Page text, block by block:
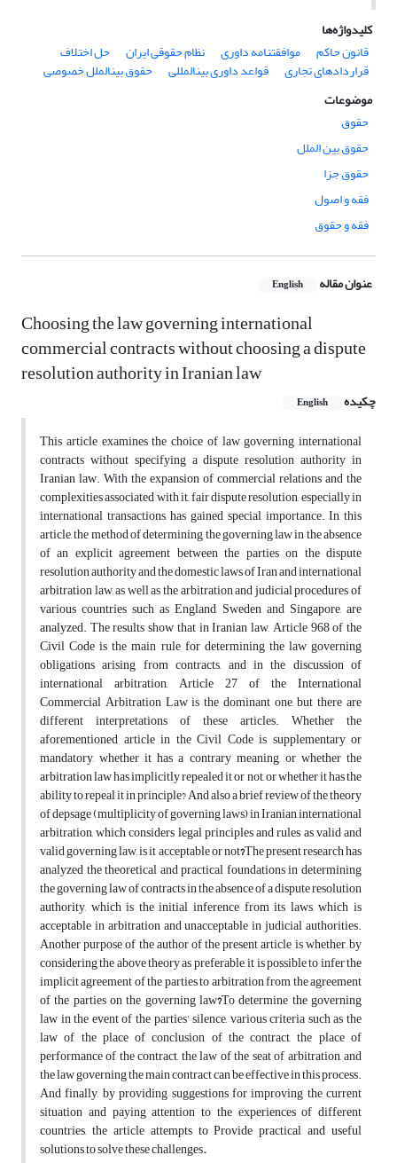
کلیدواژه‌ها
قانون حاکم
موافقتنامه داوری نظام حقوقی ایران حل اختلاف
قراردادهای تجاری قواعد داوری بینالمللی
حقوق بینالملل خصوصی
موضوعات
حقوق
حقوق بین الملل
حقوق جزا
فقه و اصول
فقه و حقوق
عنوان مقاله English
Choosing the law governing international
commercial contracts without choosing a dispute
resolution authority in Iranian law
چکیده English
This article examines the choice of law governing international
contracts without specifying a dispute resolution authority in
Iranian law. With the expansion of commercial relations and the
complexities associated with it, fair dispute resolution, especially in
international transactions, has gained special importance. In this
article, the method of determining the governing law in the absence
of an explicit agreement between the parties on the dispute
resolution authority and the domestic laws of Iran and international
arbitration law, as well as the arbitration and judicial procedures of
various countries such as England, Sweden and Singapore, are
analyzed. The results show that in Iranian law, Article 968 of the
Civil Code is the main rule for determining the law governing
obligations arising from contracts, and in the discussion of
international arbitration, Article 27 of the International
Commercial Arbitration Law is the dominant one, but there are
different interpretations of these articles. Whether the
aforementioned article in the Civil Code is supplementary or
mandatory, whether it has a contrary meaning, or whether the
arbitration law has implicitly repealed it or not, or whether it has the
ability to repeal it in principle? And also a brief review of the theory
of depsage (multiplicity of governing laws) in Iranian international
arbitration, which considers legal principles and rules as valid and
valid governing law, is it acceptable or not?The present research has
analyzed the theoretical and practical foundations in determining
the governing law of contracts in the absence of a dispute resolution
authority, which is the initial inference from its laws, which is
acceptable in arbitration and unacceptable in judicial authorities.
Another purpose of the author of the present article is whether, by
considering the above theory as preferable, it is possible to infer the
implicit agreement of the parties to arbitration from the agreement
of the parties on the governing law?To determine the governing
law in the event of the parties' silence, various criteria such as the
law of the place of conclusion of the contract, the place of
performance of the contract, the law of the seat of arbitration, and
the law governing the main contract can be effective in this process.
And finally, by providing suggestions for improving the current
situation and paying attention to the experiences of different
countries, the article attempts to Provide practical and useful
solutions to solve these challenges.